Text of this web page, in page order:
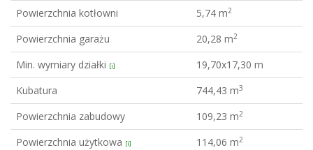
Powierzchnia kotłowni 5,74 m2
Powierzchnia garażu 20,28 m2
Min. wymiary działki [i]
19,70x17,30 m
Kubatura
744,43 m3
Powierzchnia zabudowy 109,23 m2
Powierzchnia użytkowa [i] 114,06 m2